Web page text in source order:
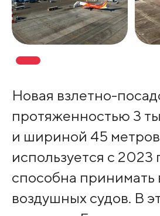
Новая взлетно-
протяженностью 3
и шириной 45
используется с 2023
способна принимать
воздушных судов. В